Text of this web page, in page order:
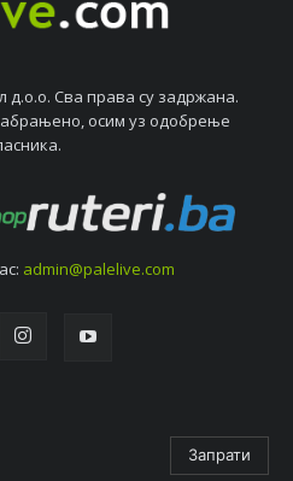
д.о.о. Сва права су задржана.
осим уз одобрeњe
admin@palelive.com
Запрати